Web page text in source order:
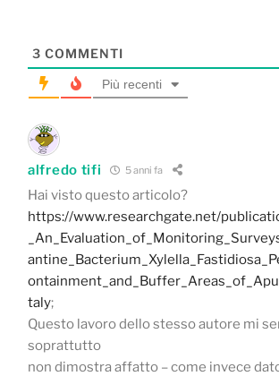
3 COMMENTI
Più recenti
alfredo tifi 5 anni fa
Hai visto questo articolo?
https://www.researchgate.net/
taly;
Questo lavoro dello stesso autore mi
soprattutto
non dimostra affatto – come invece